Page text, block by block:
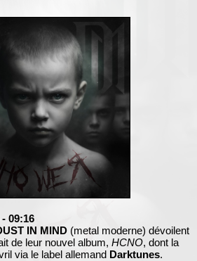
- 09:16
IN MIND(metal moderne) dévoilent
de leur nouvel album, HCNO, dont la
via le label allemand Darktunes.